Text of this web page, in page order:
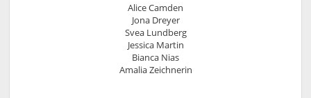
Alice Camden
Jona Dreyer
Svea Lundberg
Jessica Martin
Bianca Nias
Amalia Zeichnerin